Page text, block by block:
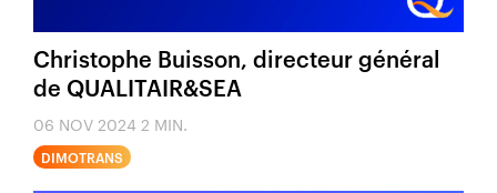
Christophe Buisson, directeur général
de QUALITAIR&SEA
06 NOV 2024 2 MIN.
DIMOTRANS